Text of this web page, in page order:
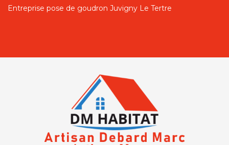
Entreprise pose de goudron Juvigny Le Tertre